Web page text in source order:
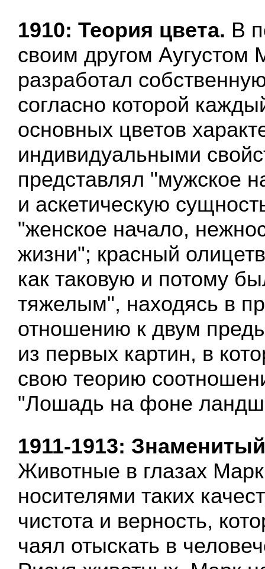
1910: Теория цвета. В
своим другом Аугустом
разработал
согласно которой
основных цветов
индивидуальными
представлял "мужское
и аскетическую
"женское начало,
жизни"; красный
как таковую и потому
тяжелым", находясь в
отношению к двум
из первых картин, в
свою теорию
"Лошадь на фоне
1911-1913:
Животные в глазах
носителями таких
чистота и верность,
чаял отыскать в